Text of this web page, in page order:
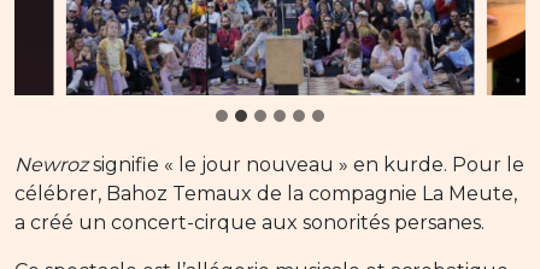
Newrozsignifie « le jour nouveau » en kurde. Pour le
célébrer, Bahoz Temaux de la compagnie La Meute,
a créé un concert-cirque aux sonorités persanes.